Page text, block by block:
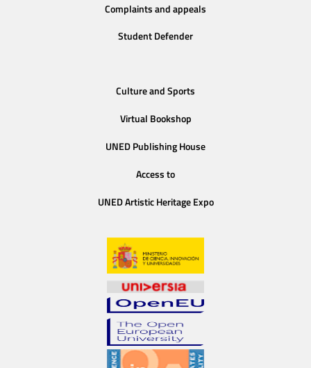
Complaints and appeals
Student Defender
Culture and Sports
Virtual Bookshop
UNED Publishing House
Access to
UNED Artistic Heritage Expo